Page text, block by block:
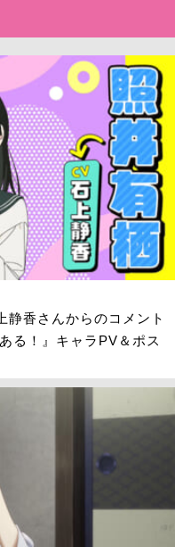
静香さんからのコメント
る！』キャラPV＆ポス